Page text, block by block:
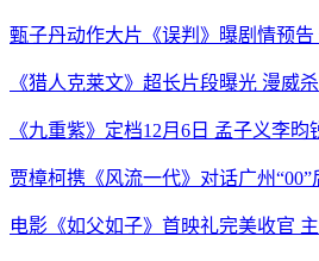
甄子丹动作大片《误判》曝剧情预
《猎人克莱文》超长片段曝光 漫威
《九重紫》定档12月6日 孟子义李
贾樟柯携《风流一代》对话广州
电影《如父如子》首映礼完美收官